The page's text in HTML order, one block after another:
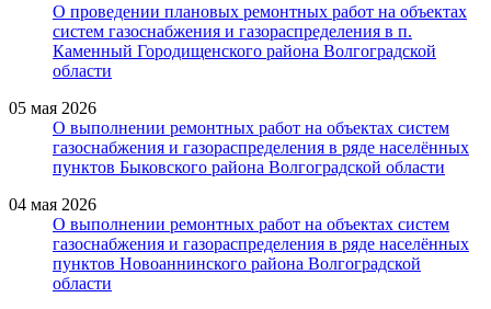
О проведении плановых ремонтных работ на объектах
систем газоснабжения и газораспределения в п.
Каменный Городищенского района Волгоградской
области
05 мая 2026
О выполнении ремонтных работ на объектах систем
газоснабжения и газораспределения в ряде населённых
пунктов Быковского района Волгоградской области
04 мая 2026
О выполнении ремонтных работ на объектах систем
газоснабжения и газораспределения в ряде населённых
пунктов Новоаннинского района Волгоградской
области